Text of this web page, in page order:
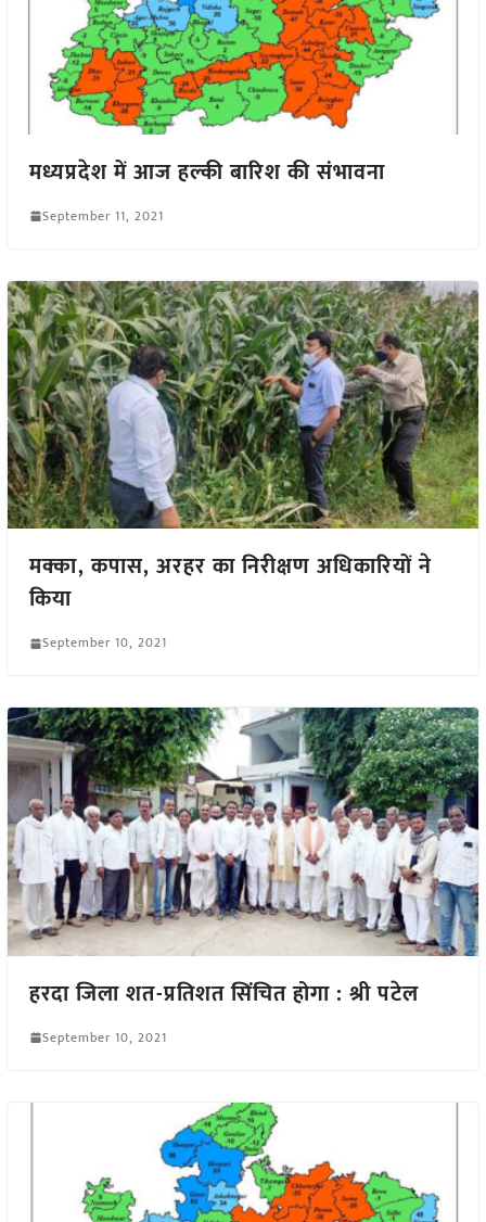
मध्यप्रदेश में आज हल्की बारिश की संभावना
September 11, 2021
मक्का, कपास, अरहर का निरीक्षण अधिकारियों ने
किया
September 10, 2021
हरदा जिला शत-प्रतिशत सिंचित होगा : श्री पटेल
September 10, 2021